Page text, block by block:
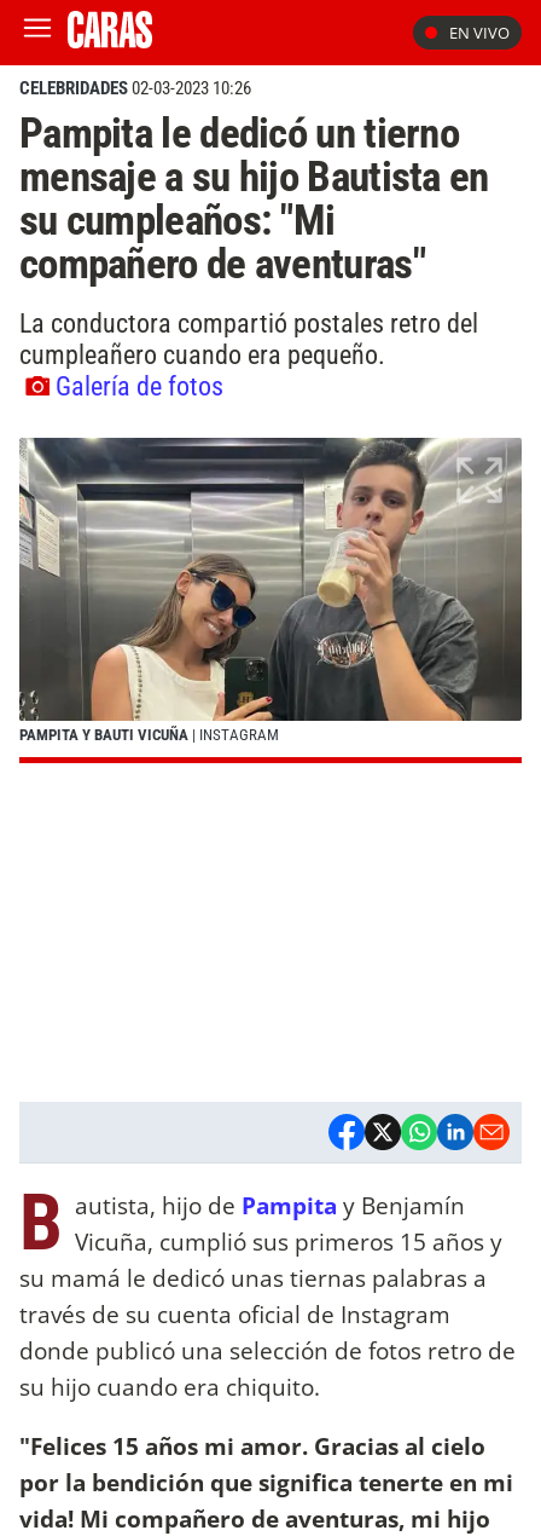
EN VIVO
CELEBRIDADES02-03-2023 10:26
Pampita le dedicó un tierno
mensaje a su hijo Bautista en
su cumpleaños: "Mi
compañero de aventuras"
La conductora compartió postales retro del
cumpleañero cuando era pequeño.
Galería de fotos
PAMPITA Y BAUTI VICUÑA | INSTAGRAM
B autista, hijo de Pampita y Benjamín
Vicuña, cumplió sus primeros 15 años y
su mamá le dedicó unas tiernas palabras a
través de su cuenta oficial de Instagram
donde publicó una selección de fotos retro de
su hijo cuando era chiquito.
"Felices 15 años mi amor. Gracias al cielo
por la bendición que significa tenerte en mi
vida! Mi compañero de aventuras, mi hijo